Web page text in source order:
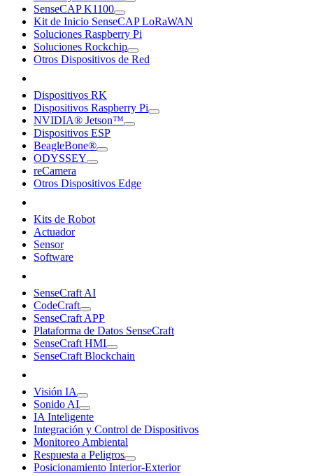
SenseCAP K1100
Kit de Inicio SenseCAP LoRaWAN
Soluciones Raspberry Pi
Soluciones Rockchip
Otros Dispositivos de Red
Dispositivos RK
Dispositivos Raspberry Pi
NVIDIA® Jetson™
Dispositivos ESP
BeagleBone®
ODYSSEY
reCamera
Otros Dispositivos Edge
Kits de Robot
Actuador
Sensor
Software
SenseCraft AI
CodeCraft
SenseCraft APP
Plataforma de Datos SenseCraft
SenseCraft HMI
SenseCraft Blockchain
Visión IA
Sonido AI
IA Inteligente
Integración y Control de Dispositivos
Monitoreo Ambiental
Respuesta a Peligros
Posicionamiento Interior-Exterior